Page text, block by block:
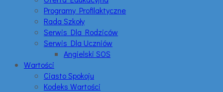
Programy Profilaktyczne
Rada Szkoły
Serwis Dla Rodziców
Serwis Dla Uczniów
Angielski SOS
Wartości
Ciasto Spokoju
Kodeks Wartości